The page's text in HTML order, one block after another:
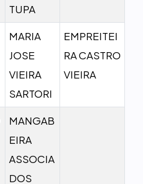
TUPA
MARIA
JOSE
VIEIRA
SARTORI
EMPREITEI
RA CASTRO
VIEIRA
MANGAB
EIRA
ASSOCIA
DOS